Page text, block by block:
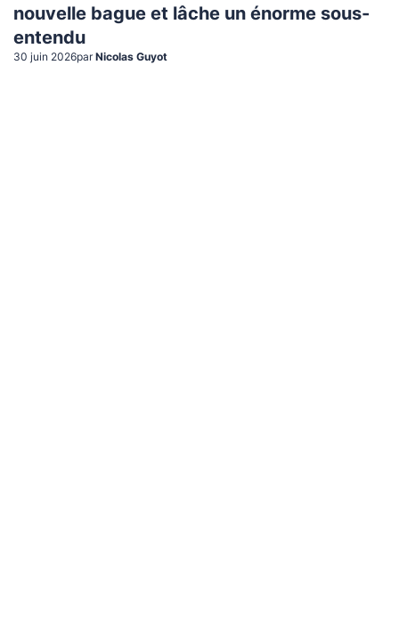
nouvelle bague et lâche un énorme sous-
entendu
30 juin 2026par Nicolas Guyot